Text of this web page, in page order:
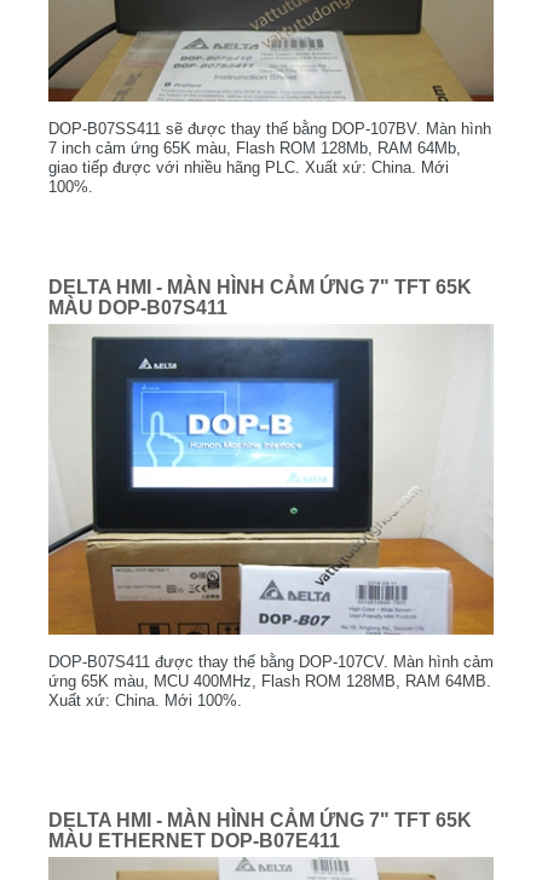
DOP-B07SS411 sẽ được thay thế bằng DOP-107BV. Màn hình
7 inch cảm ứng 65K màu, Flash ROM 128Mb, RAM 64Mb,
giao tiếp được với nhiều hãng PLC. Xuất xứ: China. Mới
100%.
DELTA HMI - MÀN HÌNH CẢM ỨNG 7" TFT 65K
MÀU DOP-B07S411
DOP-B07S411 được thay thế bằng DOP-107CV. Màn hình cảm
ứng 65K màu, MCU 400MHz, Flash ROM 128MB, RAM 64MB.
Xuất xứ: China. Mới 100%.
DELTA HMI - MÀN HÌNH CẢM ỨNG 7" TFT 65K
MÀU ETHERNET DOP-B07E411